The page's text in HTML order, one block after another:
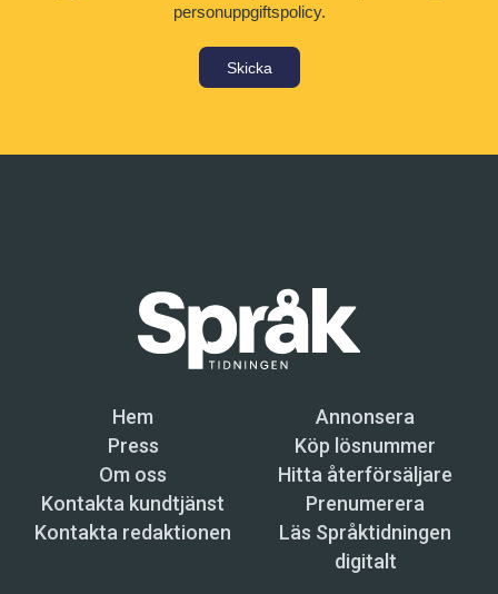
personuppgiftspolicy.
Skicka
Hem
Annonsera
Press
Köp lösnummer
Om oss
Hitta återförsäljare
Kontakta kundtjänst
Prenumerera
Kontakta redaktionen
Läs Språktidningen
digitalt